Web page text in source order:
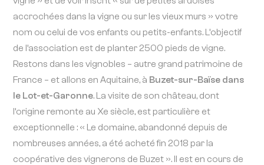
accrochées dans la vigne ou sur les vieux murs » votre
nom ou celui de vos enfants ou petits-enfants. L’objectif
de l’association est de planter 2500 pieds de vigne.
Restons dans les vignobles – autre grand patrimoine de
France – et allons en Aquitaine, à Buzet-sur-Baïse dans
le Lot-et-Garonne. La visite de son château, dont
l’origine remonte au Xe siècle, est particulière et
exceptionnelle : « Le domaine, abandonné depuis de
nombreuses années, a été acheté fin 2018 par la
coopérative des vignerons de Buzet ». Il est en cours de